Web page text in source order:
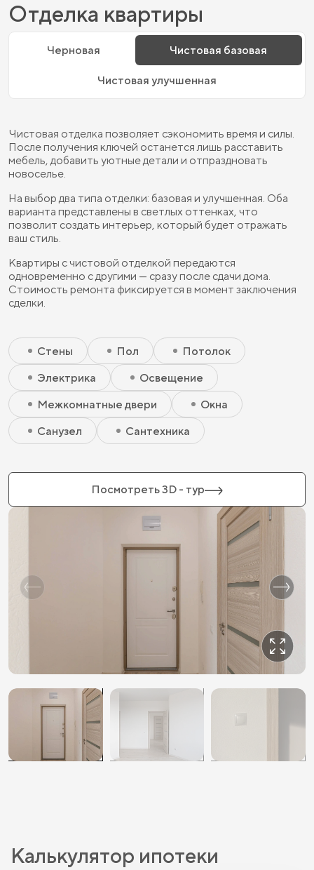
Отделка квартиры
Черновая Чистовая базовая
Чистовая улучшенная
Чистовая отделка позволяет сэкономить время и силы.
После получения ключей останется лишь расставить
мебель, добавить уютные детали и отпраздновать
новоселье.
На выбор два типа отделки: базовая и улучшенная. Оба
варианта представлены в светлых оттенках, что
позволит создать интерьер, который будет отражать
ваш стиль.
Квартиры с чистовой отделкой передаются
одновременно с другими — сразу после сдачи дома.
Стоимость ремонта фиксируется в момент заключения
сделки.
Скрытый элемент 2 - Чистовая базовая
Скрытый элемент 1 - Чистовая базовая
Стены
Пол
Потолок
Электрика
Освещение
Межкомнатные двери
Окна
Санузел
Сантехника
Посмотреть 3D - тур
Калькулятор ипотеки